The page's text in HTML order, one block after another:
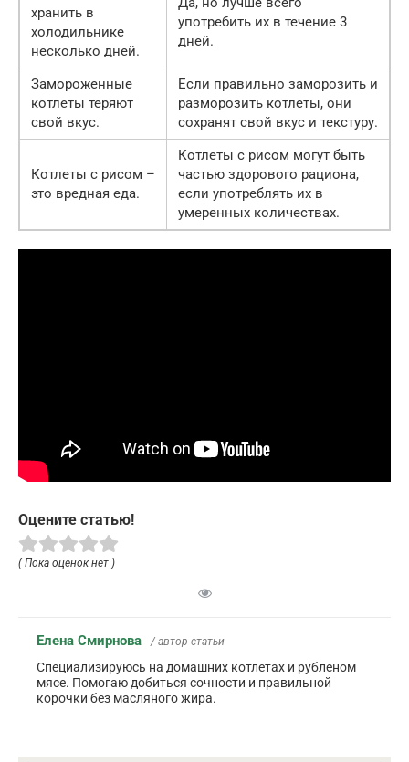
хранить в
холодильнике
несколько дней.
употребить их в течение 3
дней.
Замороженные
котлеты теряют
свой вкус.
Если правильно заморозить и
разморозить котлеты, они
сохранят свой вкус и текстуру.
Котлеты с рисом –
это вредная еда.
Котлеты с рисом могут быть
частью здорового рациона,
если употреблять их в
умеренных количествах.
Оцените статью!
( Пока оценок нет )
Елена Смирнова / автор статьи
Специализируюсь на домашних котлетах и рубленом
мясе. Помогаю добиться сочности и правильной
корочки без масляного жира.